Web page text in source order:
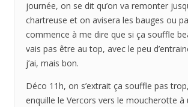
journée, on se dit qu’on va remonter
chartreuse et on avisera les bauges ou
commence à me dire que si ça souffle
vais pas être au top, avec le peu
j’ai, mais bon.
Déco 11h, on s’extrait ça souffle pas
enquille le Vercors vers le moucherotte à